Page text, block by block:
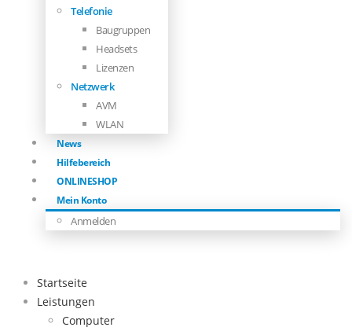
Telefonie
Baugruppen
Headsets
Lizenzen
Netzwerk
AVM
WLAN
News
Hilfebereich
ONLINESHOP
Mein Konto
Anmelden
Startseite
Leistungen
Computer